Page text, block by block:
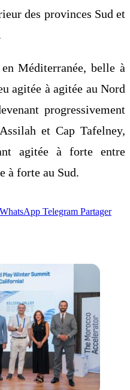
des provinces Sud et
Méditerranée, belle à
agitée à agitée au Nord
progressivement
et Cap Tafelney,
agitée à forte entre
à forte au Sud.
WhatsApp Telegram Partager